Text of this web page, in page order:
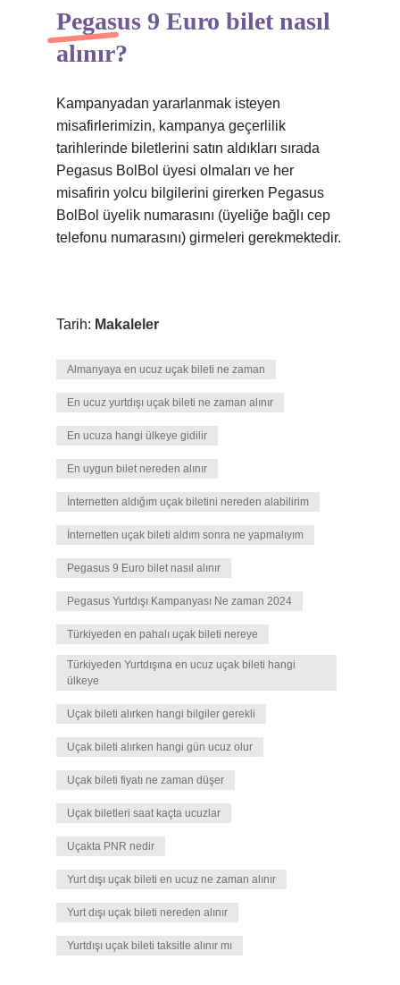
Pegasus 9 Euro bilet nasıl
alınır?
Kampanyadan yararlanmak isteyen
misafirlerimizin, kampanya geçerlilik
tarihlerinde biletlerini satın aldıkları sırada
Pegasus BolBol üyesi olmaları ve her
misafirin yolcu bilgilerini girerken Pegasus
BolBol üyelik numarasını (üyeliğe bağlı cep
telefonu numarasını) girmeleri gerekmektedir.
Tarih: Makaleler
Almanyaya en ucuz uçak bileti ne zaman
En ucuz yurtdışı uçak bileti ne zaman alınır
En ucuza hangi ülkeye gidilir
En uygun bilet nereden alınır
İnternetten aldığım uçak biletini nereden alabilirim
İnternetten uçak bileti aldım sonra ne yapmalıyım
Pegasus 9 Euro bilet nasıl alınır
Pegasus Yurtdışı Kampanyası Ne zaman 2024
Türkiyeden en pahalı uçak bileti nereye
Türkiyeden Yurtdışına en ucuz uçak bileti hangi
ülkeye
Uçak bileti alırken hangi bilgiler gerekli
Uçak bileti alırken hangi gün ucuz olur
Uçak bileti fiyatı ne zaman düşer
Uçak biletleri saat kaçta ucuzlar
Uçakta PNR nedir
Yurt dışı uçak bileti en ucuz ne zaman alınır
Yurt dışı uçak bileti nereden alınır
Yurtdışı uçak bileti taksitle alınır mı